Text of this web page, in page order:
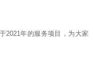
2021年的服务项目，为大家